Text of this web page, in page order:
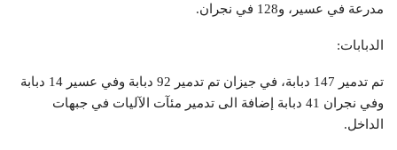
مدرعة في عسير، و128 في نجران.
الدبابات:
تم تدمير 147 دبابة، في جيزان تم تدمير 92 دبابة وفي عسير 14 دبابة
وفي نجران 41 دبابة إضافة الى تدمير مئآت الآليات في جبهات
الداخل.